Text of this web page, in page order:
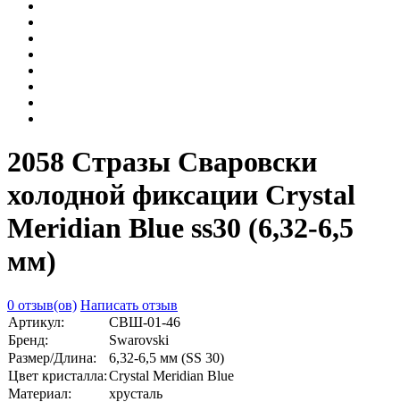
2058 Стразы Сваровски
холодной фиксации Crystal
Meridian Blue ss30 (6,32-6,5
мм)
0 отзыв(ов) Написать отзыв
Артикул:
СВШ-01-46
Бренд:
Swarovski
Размер/Длина:
6,32-6,5 мм (SS 30)
Цвет кристалла:Crystal Meridian Blue
Материал:
хрусталь